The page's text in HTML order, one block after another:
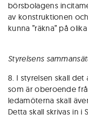
börsbolagens
av konstruktionen
kunna ”räkna” på
Styrelsens
8. I styrelsen skall
som är oberoende
ledamöterna skall
Detta skall skrivas in